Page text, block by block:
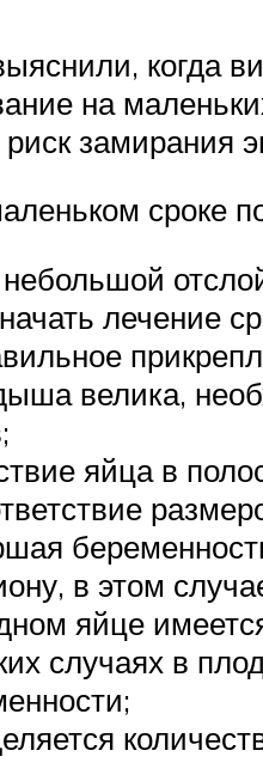
когда
на
замирания
сроке
лечение
велика,
яйца в
в этом
яйце
случаях в